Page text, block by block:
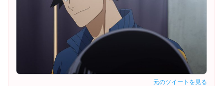
元のツイートを見る